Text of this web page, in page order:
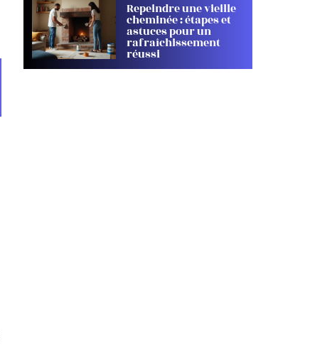
Repeindre une vieille
cheminée : étapes et
astuces pour un
rafraîchissement
réussi